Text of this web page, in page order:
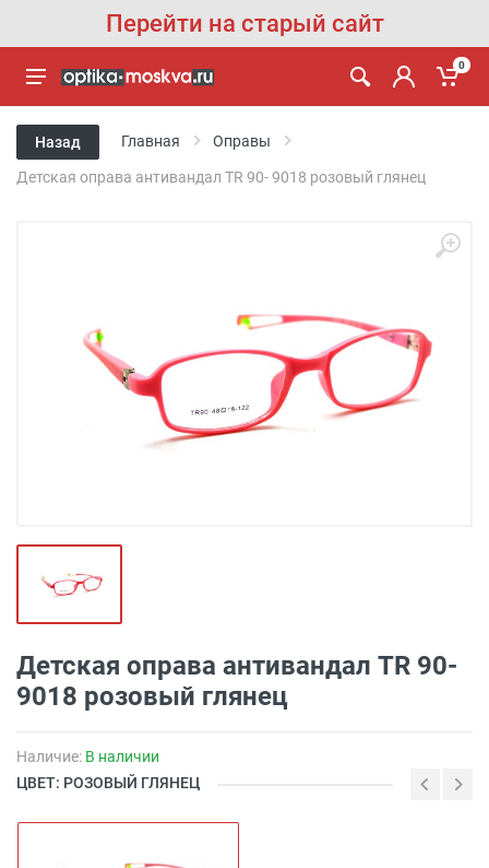
Перейти на старый сайт
0
Назад Главная Оправы
Детская оправа антивандал TR 90- 9018 розовый глянец
Детская оправа антивандал TR 90-
9018 розовый глянец
Наличие: В наличии
ЦВЕТ: РОЗОВЫЙ ГЛЯНЕЦ